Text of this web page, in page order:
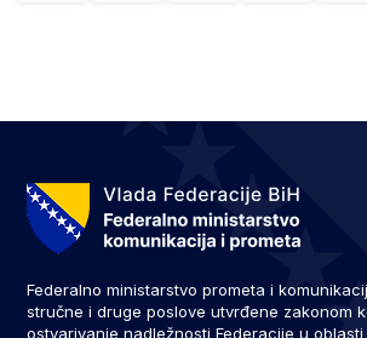
Federalno ministarstvo prometa i
stručne i druge poslove utvrđene zakonom
ostvarivanje nadležnosti Federacije u oblasti